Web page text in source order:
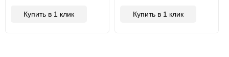
Купить в 1 клик Купить в 1 клик